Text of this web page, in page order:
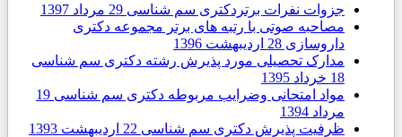
جزوات نفرات برتردکتری سم شناسی 29 مرداد 1397
مصاحبه صوتی با رتبه های برتر مجموعه دکتری
داروسازی 28 ارديبهشت 1396
مدارک تحصیلی مورد پذیرش رشته دکتری سم شناسی
18 خرداد 1395
مواد امتحانی وضرایب مربوطه دکتری سم شناسی 19
مرداد 1394
ظرفیت پذیرش دکتری سم شناسی 22 ارديبهشت 1393